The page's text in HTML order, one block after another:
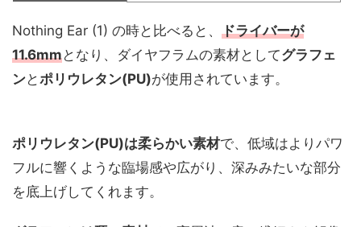
Nothing Ear (1) の時と比べると、 ドライバーが
11.6mmとなり、ダイヤフラムの素材としてグラフェ
ンとポリウレタン(PU)が使用されています。
ポリウレタン(PU)は柔らかい素材で、低域はよりパワ
フルに響くような臨場感や広がり、深みみたいな部分
を底上げしてくれます。